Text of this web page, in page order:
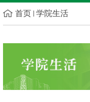
首页 学院生活